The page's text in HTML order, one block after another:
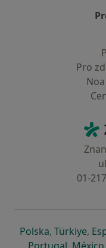
Pro
01-
Polskase otevře v
, Türkiyese
,
se